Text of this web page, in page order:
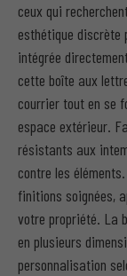
ceux qui
esthétique discrète
intégrée
cette boîte aux
courrier tout en se
espace extérieur.
résistants aux
contre les
finitions soignées,
votre propriété. La
en plusieurs
personnalisation